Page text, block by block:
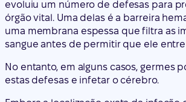
evoluiu um número de defesas para
órgão vital. Uma delas é a barreira
uma membrana espessa que filtra as
sangue antes de permitir que ele
No entanto, em alguns casos, germes
estas defesas e infetar o cérebro.